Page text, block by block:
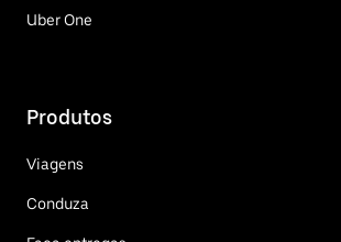
Uber One
Produtos
Viagens
Conduza